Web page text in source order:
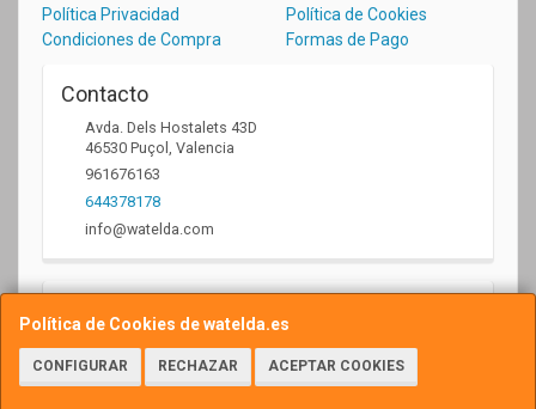
Política de Cookies de watelda.es
CONFIGURAR RECHAZAR ACEPTAR COOKIES
Política Privacidad
Política de Cookies
Condiciones de Compra
Formas de Pago
Contacto
Avda. Dels Hostalets 43D
46530 Puçol
Valencia
961676163
644378178
info@watelda.com